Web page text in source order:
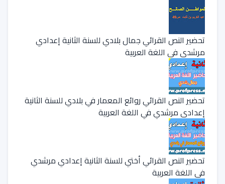
تحضير النص القرائي جمال بلادي للسنة الثانية إعدادي
مرشدي في اللغة العربية
تحضير النص القرائي روائع المعمار في بلادي للسنة الثانية
إعدادي مرشدي في اللغة العربية
تحضير النص القرائي أختي للسنة الثانية إعدادي مرشدي
في اللغة العربية